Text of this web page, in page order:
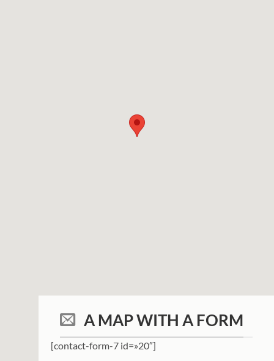
A MAP WITH A FORM
[contact-form-7 id=»20″]